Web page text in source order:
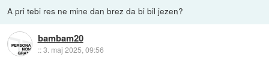
A pri tebi res ne mine dan brez da bi bil jezen?
bambam20
::3. maj 2025, 09:56